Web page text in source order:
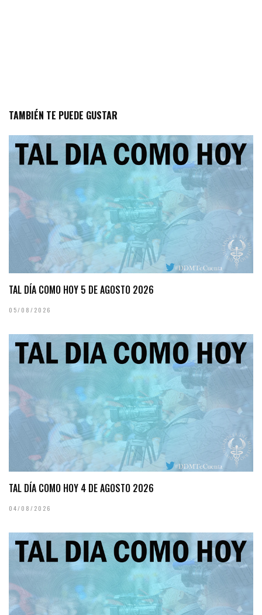
TAMBIÉN TE PUEDE GUSTAR
TAL DÍA COMO HOY 5 DE AGOSTO 2026
05/08/2026
TAL DÍA COMO HOY 4 DE AGOSTO 2026
04/08/2026